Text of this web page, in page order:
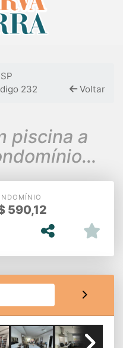
232 Voltar
piscina a
Serra
590,12